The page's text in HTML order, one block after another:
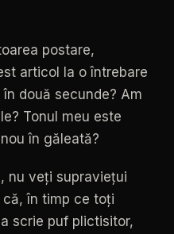
postare,
articol la o întrebare
în două secunde? Am
Tonul meu este
nou în găleată?
nu veți supraviețui
că, în timp ce toți
a scrie puf plictisitor,